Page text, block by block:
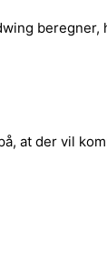
beregner,
at der vil